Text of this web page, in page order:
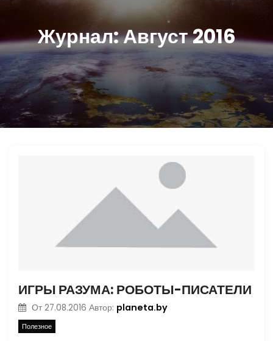
Журнал:Август 2016
ИГРЫ РАЗУМА: РОБОТЫ-ПИСАТЕЛИ
От 27.08.2016 Автор: planeta.by
Полезное